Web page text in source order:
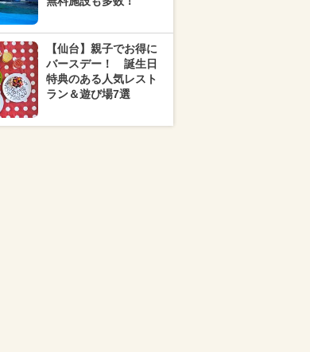
【仙台】親子でお得に
バースデー！ 誕生日
特典のある人気レスト
ラン＆遊び場7選